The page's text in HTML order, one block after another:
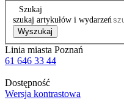
Szukaj
szukaj artykułów i wydarzeń
Wyszukaj
Linia miasta Poznań
61 646 33 44
Dostępność
Wersja kontrastowa